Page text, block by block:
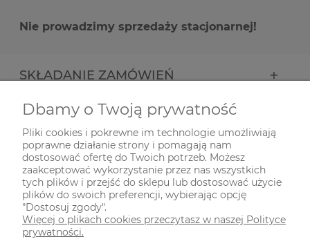
Nie prowadzimy sprzedaży stacjonarnej!
SKŁADANIE ZAMÓWIEŃ
INFORMACJE
ODWIEDŹ NAS NA
Dbamy o Twoją prywatność
Pliki cookies i pokrewne im technologie umożliwiają
poprawne działanie strony i pomagają nam
dostosować ofertę do Twoich potrzeb. Możesz
zaakceptować wykorzystanie przez nas wszystkich
tych plików i przejść do sklepu lub dostosować użycie
plików do swoich preferencji, wybierając opcję
"Dostosuj zgody".
Więcej o plikach cookies przeczytasz w naszej Polityce
prywatności.